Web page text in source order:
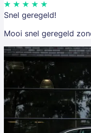
Snel geregeld!
Mooi snel geregeld